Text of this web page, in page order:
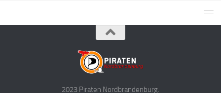
2023 Piraten Nordbrandenburg.